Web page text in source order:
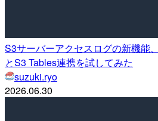
S3サーバーアクセスログの新機能
とS3 Tables連携を試してみた
suzuki.ryo
2026.06.30